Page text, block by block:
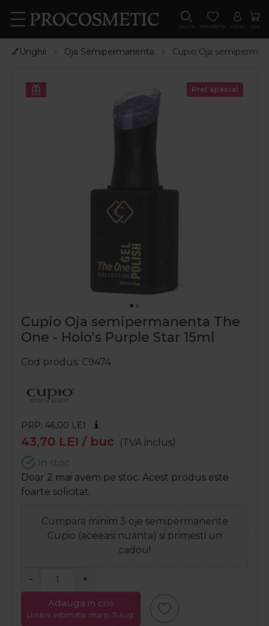
CAUTA FAVORITE CONT COS
💅Unghii Oja Semipermanenta Cupio Oja
Pret special
Cupio Oja semipermanenta The
One - Holo's Purple Star 15ml
Cod produs C9474
PRP: 46,00 LEI
43,70 LEI / buc
(TVA inclus)
In stoc
Doar 2 mai avem pe stoc. Acest produs este
foarte solicitat.
Cumpara minim 3 oje semipermanente
Cupio (aceeasi nuanta) si primesti un
cadou!
− +
Adauga in cos
Livrare estimata: marți, 11 aug.